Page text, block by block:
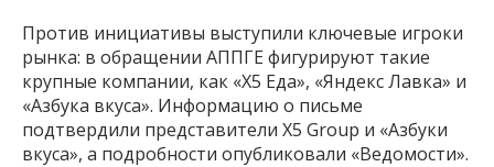
Против инициативы выступили ключевые игроки
рынка: в обращении АППГЕ фигурируют такие
крупные компании, как «X5 Еда», «Яндекс Лавка» и
«Азбука вкуса». Информацию о письме
подтвердили представители X5 Group и «Азбуки
вкуса», а подробности опубликовали «Ведомости».